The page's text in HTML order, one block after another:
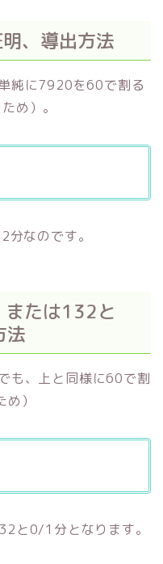
、導出方法
純に7920を60で割る
め）。
なのです。
たは132と
法
も、上と同様に60で割
）
と0/1分となります。